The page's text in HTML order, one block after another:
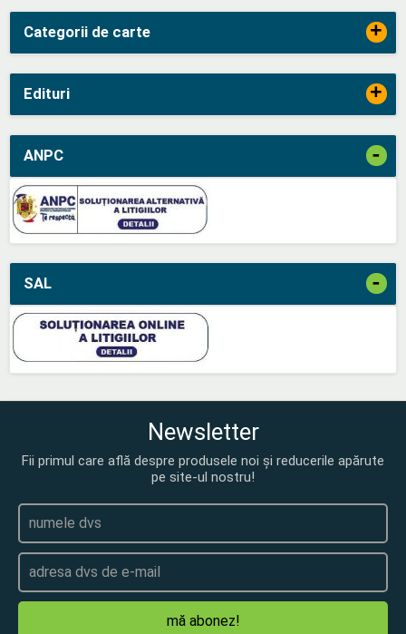
Categorii de carte +
Edituri +
ANPC -
SAL -
Newsletter
Fii primul care află despre produsele noi și reducerile apărute
pe site-ul nostru!
mă abonez!